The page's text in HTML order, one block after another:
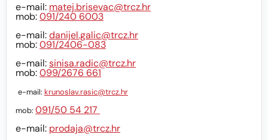
e-mail: matej.brisevac@trcz.hr
mob:091/240 6003
e-mail:danijel.galic@trcz.hr
mob:091/2406-083
e-mail:sinisa.radic@trcz.hr
mob:099/2676 661
e-mail: krunoslav.rasic@trcz.hr
mob: 091/50 54 217
e-mail: prodaja@trcz.hr